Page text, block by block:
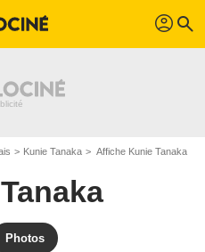
profil search
Kunie Tanaka Affiche Kunie Tanaka
Photos